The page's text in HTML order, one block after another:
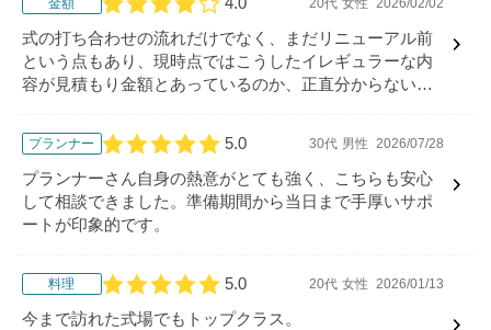
金額
口コミ評価
20代 女性 2026/02/02
式の打ち合わせの流れだけでなく、まだリニューアル前
という点もあり、現時点ではこうしたイレギュラーな内
容が見積もり金額とあっているのか、正直分からない部
き、全体としてとても期待が持てると感じました。
プランナー
口コミ評価
5.0 30代 男性 2026/07/28
プランナーさん自身の熱意がとても強く、こちらも安心
して相談できました。準備期間から当日まで手厚いサポ
ートが印象的です。
料理
口コミ評価
5.0 20代 女性 2026/01/13
今まで訪れた式場でもトップクラス。